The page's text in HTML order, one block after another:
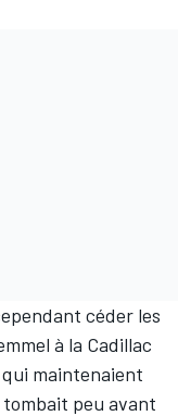
céder les
à la Cadillac
qui maintenaient
peu avant